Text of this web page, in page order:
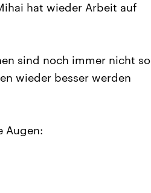
hat wieder Arbeit auf
sind noch immer nicht so
wieder besser werden
Augen: